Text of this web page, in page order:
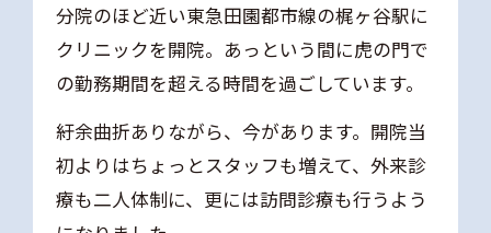
分院のほど近い東急田園都市線の梶ヶ谷駅に
クリニックを開院。あっという間に虎の門で
の勤務期間を超える時間を過ごしています。
紆余曲折ありながら、今があります。開院当
初よりはちょっとスタッフも増えて、外来診
療も二人体制に、更には訪問診療も行うよう